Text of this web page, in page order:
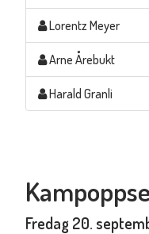
Lorentz Meyer
Arne Årebukt
Harald Granli
Fredag 20.